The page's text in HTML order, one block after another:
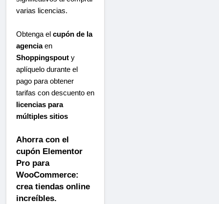
varias licencias.
Obtenga el cupón de la
agenciaen
Shoppingspout y
aplíquelo durante el
pago para obtener
tarifas con descuento en
licencias para
múltiples sitios
Ahorra con el
cupón Elementor
Pro para
WooCommerce:
crea tiendas online
increíbles.